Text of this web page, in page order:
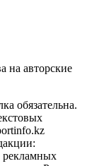
на авторские
обязательна.
рекламных